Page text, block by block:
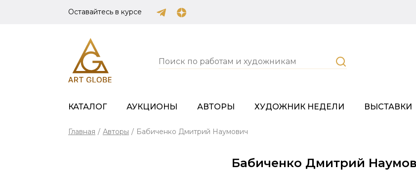
Оставайтесь в курсе
КАТАЛОГ АУКЦИОНЫ АВТОРЫ ХУДОЖНИК НЕДЕЛИ ВЫСТАВКИ
Главная / Авторы / Бабиченко Дмитрий Наумович
Бабиченко Дмитрий